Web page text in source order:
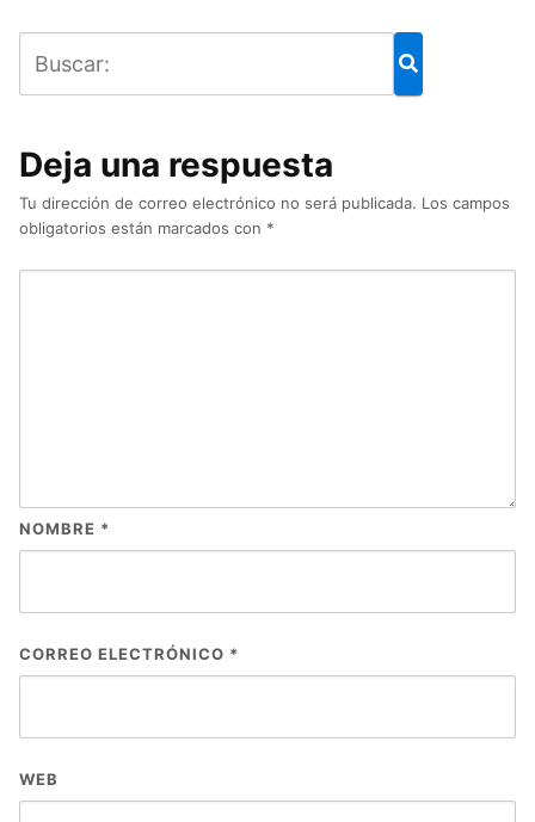
Deja una respuesta
Tu dirección de correo electrónico no será publicada. Los campos
obligatorios están marcados con *
NOMBRE *
CORREO ELECTRÓNICO *
WEB